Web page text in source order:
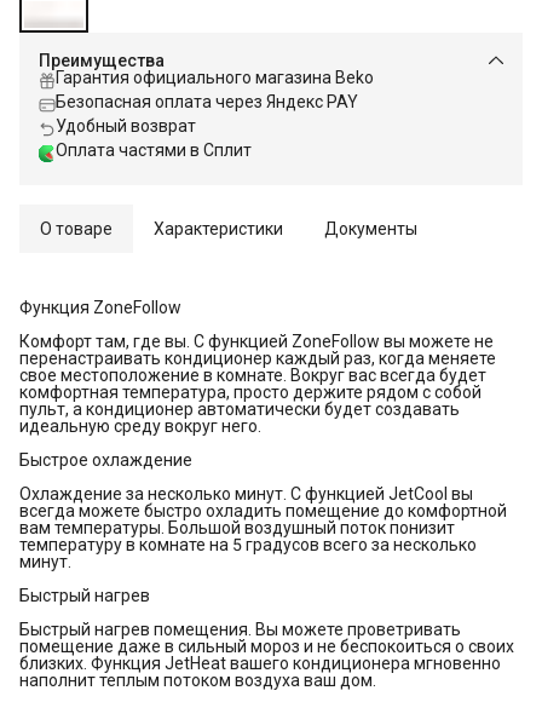
Преимущества
Гарантия официального магазина Beko
Безопасная оплата через Яндекс PAY
Удобный возврат
Оплата частями в Сплит
О товаре Характеристики Документы
Функция ZoneFollow
Комфорт там, где вы. С функцией ZoneFollow вы можете не
перенастраивать кондиционер каждый раз, когда меняете
свое местоположение в комнате. Вокруг вас всегда будет
комфортная температура, просто держите рядом с собой
пульт, а кондиционер автоматически будет создавать
идеальную среду вокруг него.
Быстрое охлаждение
Охлаждение за несколько минут. С функцией JetCool вы
всегда можете быстро охладить помещение до комфортной
вам температуры. Большой воздушный поток понизит
температуру в комнате на 5 градусов всего за несколько
минут.
Быстрый нагрев
Быстрый нагрев помещения. Вы можете проветривать
помещение даже в сильный мороз и не беспокоиться о своих
близких. Функция JetHeat вашего кондиционера мгновенно
наполнит теплым потоком воздуха ваш дом.